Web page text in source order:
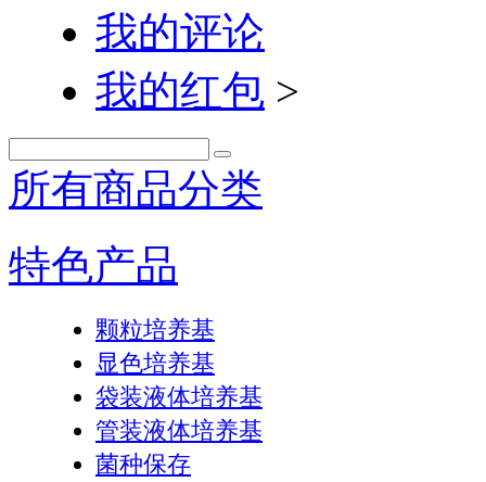
我的评论
我的红包 >
所有商品分类
特色产品
颗粒培养基
显色培养基
袋装液体培养基
管装液体培养基
菌种保存